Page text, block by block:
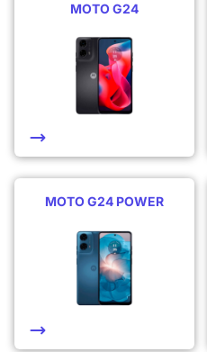
MOTO G24
MOTO G24 POWER